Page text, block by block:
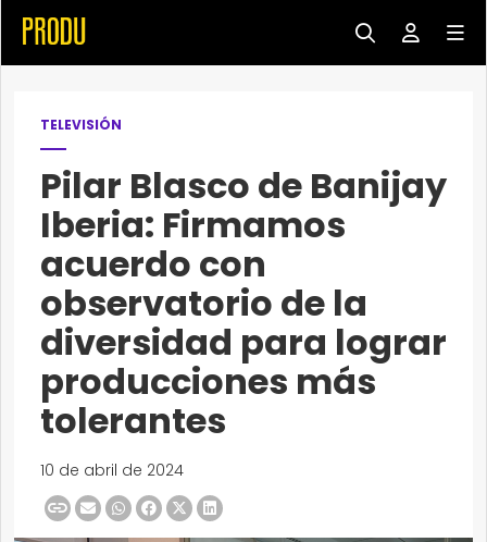
TELEVISIÓN
Pilar Blasco de Banijay
Iberia: Firmamos
acuerdo con
observatorio de la
diversidad para lograr
producciones más
tolerantes
10 de abril de 2024